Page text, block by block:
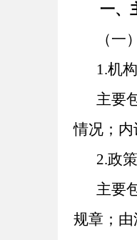
一、
（
1.机
主要
情况；
2.政
主要
规章；